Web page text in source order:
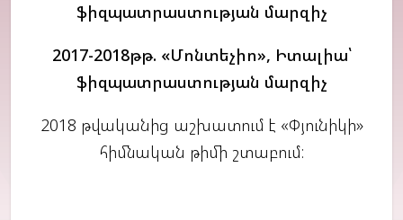
ֆիզպատրաստության մարզիչ
2017-2018թթ. «Մոնտեչիո», Իտալիա՝
ֆիզպատրաստության մարզիչ
2018 թվականից աշխատում է «Փյունիկի»
հիմնական թիմի շտաբում: